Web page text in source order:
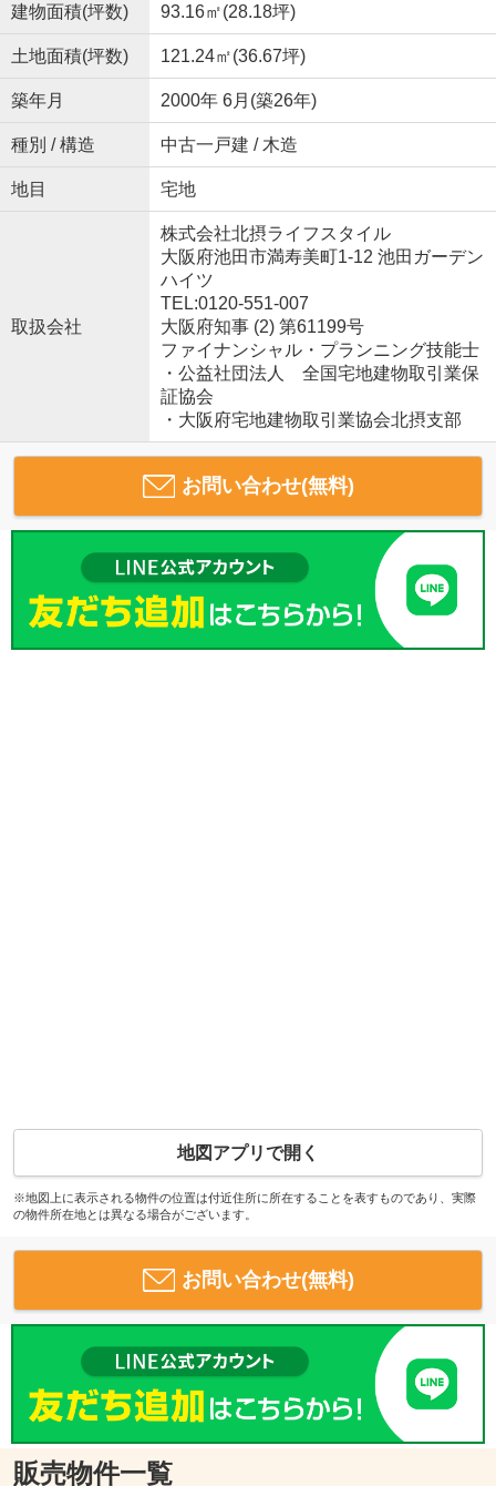
建物面積(坪数) 93.16㎡(28.18坪)
土地面積(坪数) 121.24㎡(36.67坪)
築年月 2000年 6月(築26年)
種別 / 構造 中古一戸建 / 木造
地目 宅地
取扱会社
株式会社北摂ライフスタイル
大阪府池田市満寿美町1-12 池田ガーデン
ハイツ
TEL:0120-551-007
大阪府知事 (2) 第61199号
ファイナンシャル・プランニング技能士
・公益社団法人 全国宅地建物取引業保
証協会
・大阪府宅地建物取引業協会北摂支部
お問い合わせ(無料)
地図アプリで開く
※地図上に表示される物件の位置は付近住所に所在することを表すものであり、実際
の物件所在地とは異なる場合がございます。
お問い合わせ(無料)
販売物件一覧